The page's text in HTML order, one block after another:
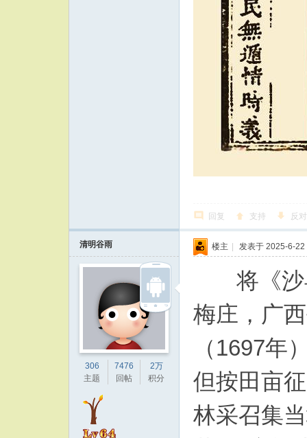
回复 支持 反对
清明谷雨
306
主题
7476
回帖
2万
积分
楼主 | 发表于 2025-6-
将《沙
梅庄，广
（1697年
但按田亩
林采召集